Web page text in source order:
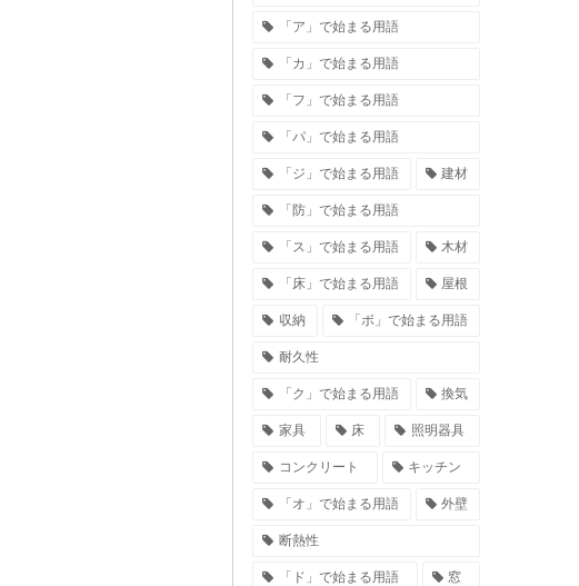
「ア」で始まる用語
「カ」で始まる用語
「フ」で始まる用語
「パ」で始まる用語
「ジ」で始まる用語 建材
「防」で始まる用語
「ス」で始まる用語 木材
「床」で始まる用語 屋根
収納 「ポ」で始まる用語
耐久性
「ク」で始まる用語 換気
家具 床 照明器具
コンクリート キッチン
「オ」で始まる用語 外壁
断熱性
「ド」で始まる用語 窓